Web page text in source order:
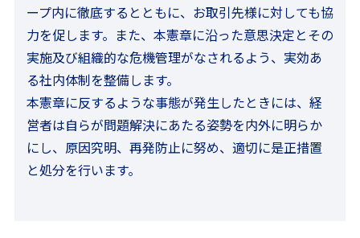
ープ内に徹底するとともに、お取引先様に対しても協
力を促します。また、本憲章に沿った意思決定とその
実施及び組織的な危機管理がなされるよう、実効あ
る社内体制を整備します。
本憲章に反するような事態が発生したときには、経
営者は自らが問題解決にあたる姿勢を内外に明らか
にし、原因究明、再発防止に努め、適切に是正措置
と処分を行います。